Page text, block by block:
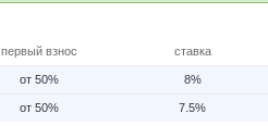
первый взнос ставка
от 50% 8%
от 50% 7.5%